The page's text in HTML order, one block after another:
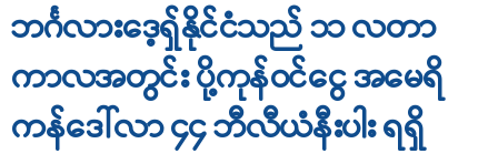
ဘင်္ဂလားဒေ့ရှ်နိုင်ငံသည် ၁၁ လတာ
ကာလအတွင်း ပို့ကုန်ဝင်ငွေ အမေရိ
ကန်ဒေါ်လာ ၄၄ ဘီလီယံနီးပါး ရရှိ